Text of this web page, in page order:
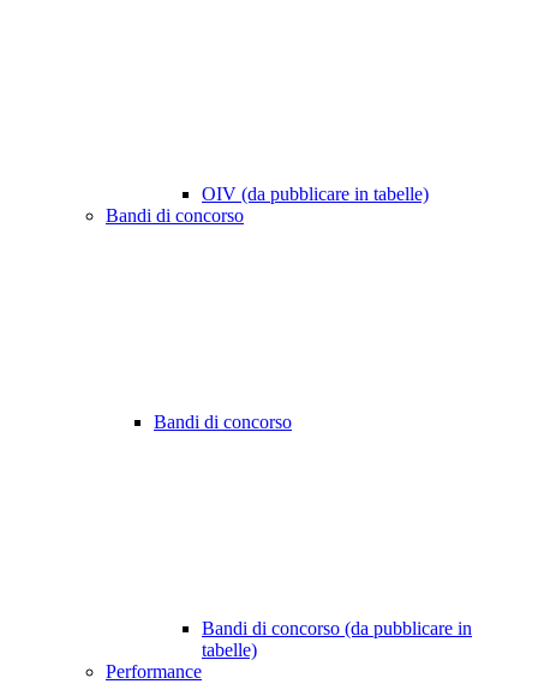
OIV (da pubblicare in tabelle)
Bandi di concorso
Bandi di concorso
Bandi di concorso (da pubblicare in
tabelle)
Performance